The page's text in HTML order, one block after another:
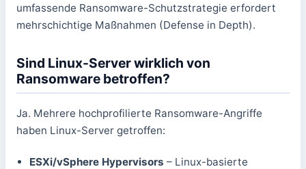
umfassende Ransomware-Schutzstrategie erfordert
mehrschichtige Maßnahmen (Defense in Depth).
Sind Linux-Server wirklich von
Ransomware betroffen?
Ja. Mehrere hochprofilierte Ransomware-Angriffe
haben Linux-Server getroffen:
ESXi/vSphere Hypervisors – Linux-basierte